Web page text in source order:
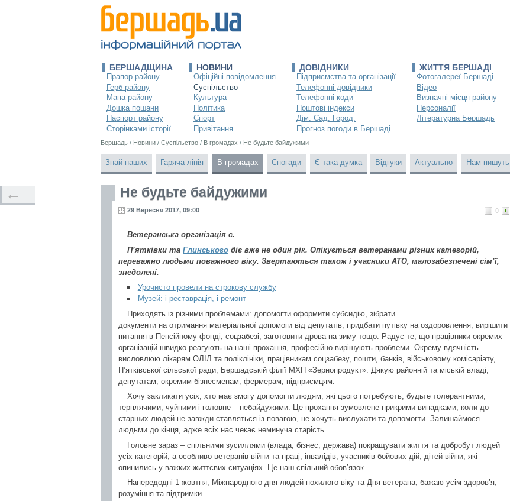
БЕРШАДЩИНА
Прапор району
Герб району
Мапа району
Дошка пошани
Паспорт району
Сторінками історії
НОВИНИ
Офіційні повідомлення
Суспільство
Культура
Політика
Спорт
Привітання
ДОВІДНИКИ
Підприємства та організації
Телефонні довідники
Телефонні коди
Поштові індекси
Дім. Сад. Город.
Прогноз погоди в Бершаді
ЖИТТЯ БЕРШАДІ
Фотогалереї Бершаді
Відео
Визначні місця району
Персоналії
Літературна Бершадь
Бершадь / Новини / Суспільство / В громадах / Не будьте байдужими
Знай наших Гаряча лінія В громадах Спогади Є така думка Відгуки Актуально Нам пишуть
Не будьте байдужими
0
29 Вересня 2017, 09:00
Ветеранська організація с.
П’ятківки та Глинського діє вже не один рік. Опікується ветеранами різних категорій,
переважно людьми поважного віку. Звертаються також і учасники АТО, малозабезпечені сім’ї,
знедолені.
Урочисто провели на строкову службу
Музей: і реставрація, і ремонт
Приходять із різними проблемами: допомогти оформити субсидію, зібрати
документи на отримання матеріальної допомоги від депутатів, придбати путівку на оздоровлення, вирішити
питання в Пенсійному фонді, соцзабезі, заготовити дрова на зиму тощо. Радує те, що працівники окремих
організацій швидко реагують на наші прохання, професійно вирішують проблеми. Окрему вдячність
висловлюю лікарям ОЛІЛ та поліклініки, працівникам соцзабезу, пошти, банків, військовому комісаріату,
П’ятківської сільської ради, Бершадській філії МХП «Зернопродукт». Дякую районній та міській владі,
депутатам, окремим бізнесменам, фермерам, підприємцям.
Хочу закликати усіх, хто має змогу допомогти людям, які цього потребують, будьте толерантними,
терплячими, чуйними і головне – небайдужими. Це прохання зумовлене прикрими випадками, коли до
старших людей не завжди ставляться із повагою, не хочуть вислухати та допомогти. Залишаймося
людьми до кінця, адже всіх нас чекає неминуча старість.
Головне зараз – спільними зусиллями (влада, бізнес, держава) покращувати життя та добробут людей
усіх категорій, а особливо ветеранів війни та праці, інвалідів, учасників бойових дій, дітей війни, які
опинились у важких життєвих ситуаціях. Це наш спільний обов’язок.
Напередодні 1 жовтня, Міжнародного дня людей похилого віку та Дня ветерана, бажаю усім здоров’я,
розуміння та підтримки.
←